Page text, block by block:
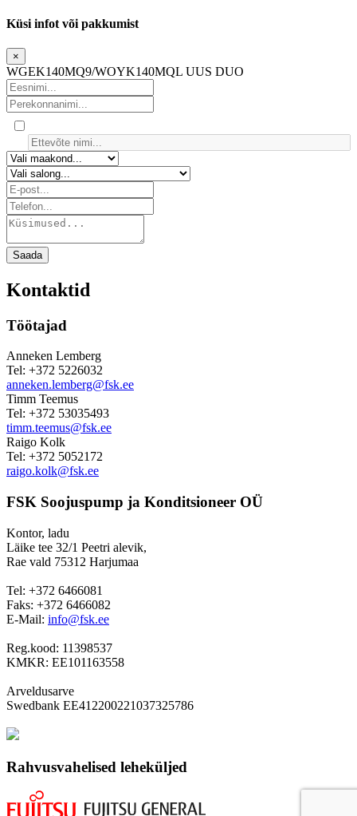
Küsi infot või pakkumist
×
WGEK140MQ9/WOYK140MQL UUS DUO
Saada
Kontaktid
Töötajad
Anneken Lemberg
Tel: +372 5226032
anneken.lemberg@fsk.ee
Timm Teemus
Tel: +372 53035493
timm.teemus@fsk.ee
Raigo Kolk
Tel: +372 5052172
raigo.kolk@fsk.ee
FSK Soojuspump ja Konditsioneer OÜ
Kontor, ladu
Läike tee 32/1 Peetri alevik,
Rae vald 75312 Harjumaa
Tel: +372 6466081
Faks: +372 6466082
E-Mail: info@fsk.ee
Reg.kood: 11398537
KMKR: EE101163558
Arveldusarve
Swedbank EE412200221037325786
Rahvusvahelised leheküljed